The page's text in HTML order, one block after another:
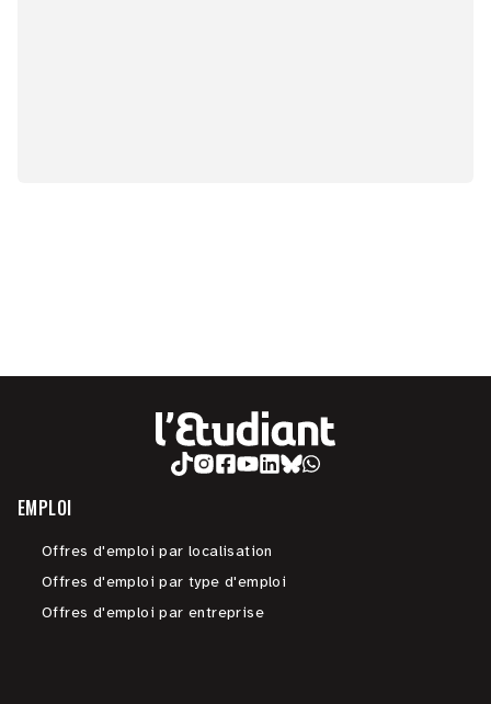
EMPLOI
Offres d'emploi par localisation
Offres d'emploi par type d'emploi
Offres d'emploi par entreprise